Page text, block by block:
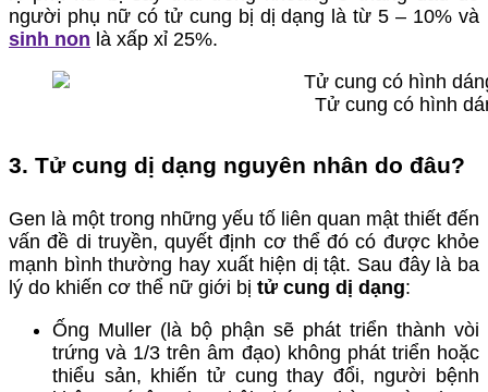
người phụ nữ có tử cung bị dị dạng là từ 5 – 10% và
sinh non là xấp xỉ 25%.
Tử cung có hình
3. Tử cung dị dạng nguyên nhân do đâu?
Gen là một trong những yếu tố liên quan mật thiết đến
vấn đề di truyền, quyết định cơ thể đó có được khỏe
mạnh bình thường hay xuất hiện dị tật. Sau đây là ba
lý do khiến cơ thể nữ giới bị tử cung dị dạng:
Ống Muller (là bộ phận sẽ phát triển thành vòi
trứng và 1/3 trên âm đạo) không phát triển hoặc
thiểu sản, khiến tử cung thay đổi, người bệnh